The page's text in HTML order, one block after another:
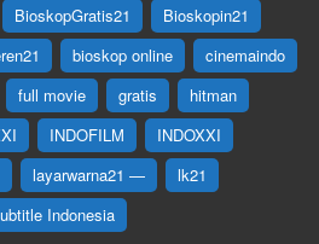
BioskopGratis21
Bioskopin21
bioskop online
cinemaindo
full movie gratis
hitman
INDOFILM
INDOXXI
layarwarna21 —
lk21
Indonesia